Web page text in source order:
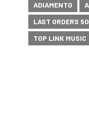
ADIAMENTO
LAST ORDERS
TOP LINK MUSIC